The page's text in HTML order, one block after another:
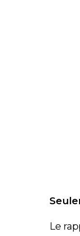
Le